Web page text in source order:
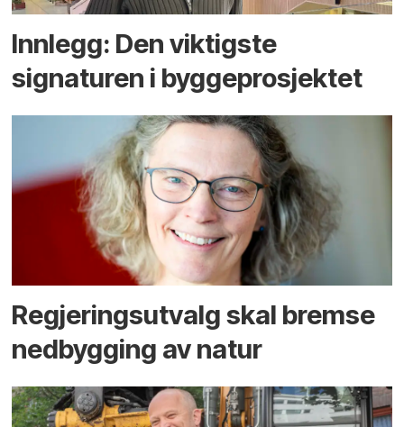
Innlegg: Den viktigste
signaturen i bygge­­prosjektet
Regjerings­utvalg skal bremse
ned­bygging av natur